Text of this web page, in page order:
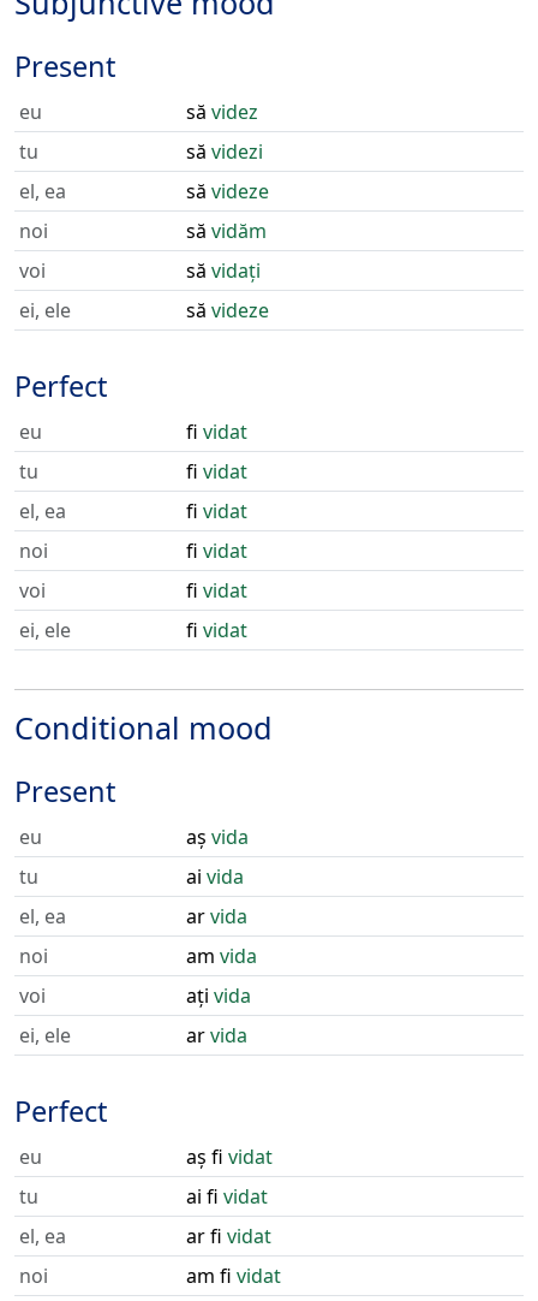
Present
eu să videz
tu
să videzi
el, ea
să videze
noi
să vidăm
voi
să vidați
ei, ele
să videze
Perfect
eu fi vidat
tu
fi vidat
el, ea
fi vidat
noi
fi vidat
voi
fi vidat
ei, ele
fi vidat
Conditional mood
Present
eu aș vida
tu
ai vida
el, ea
arvida
noi
am vida
voi
ați vida
ei, ele
arvida
Perfect
eu aș fi vidat
tu
ai fi vidat
el, ea
ar fi vidat
noi
am fi vidat